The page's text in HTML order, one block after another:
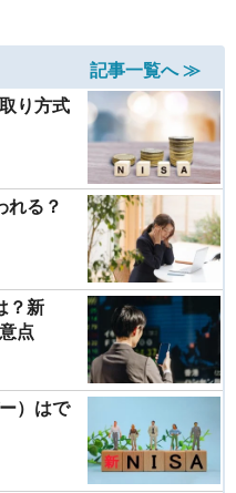
記事一覧へ ≫
り方式
れる？
？新
点
）はで